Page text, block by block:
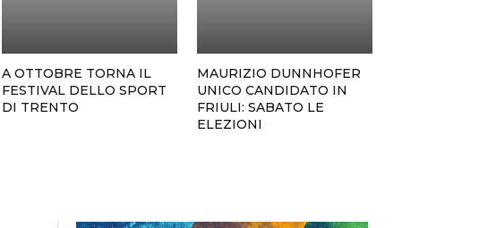
A OTTOBRE TORNA IL
FESTIVAL DELLO SPORT
DI TRENTO
MAURIZIO DUNNHOFER
UNICO CANDIDATO IN
FRIULI: SABATO LE
ELEZIONI